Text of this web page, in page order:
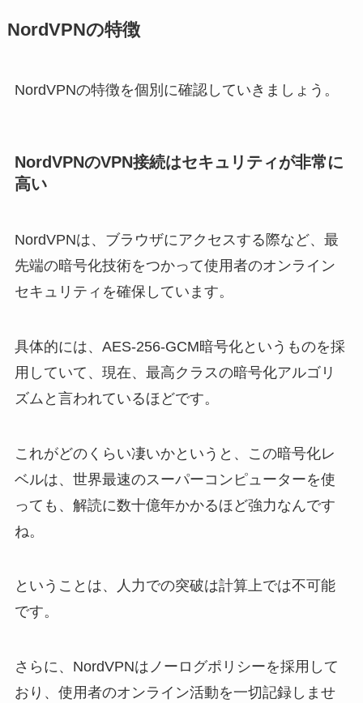
NordVPNの特徴
NordVPNの特徴を個別に確認していきましょう。
NordVPNのVPN接続はセキュリティが非常に
高い
NordVPNは、ブラウザにアクセスする際など、最
先端の暗号化技術をつかって使用者のオンライン
セキュリティを確保しています。
具体的には、AES-256-GCM暗号化というものを採
用していて、現在、最高クラスの暗号化アルゴリ
ズムと言われているほどです。
これがどのくらい凄いかというと、この暗号化レ
ベルは、世界最速のスーパーコンピューターを使
っても、解読に数十億年かかるほど強力なんです
ね。
ということは、人力での突破は計算上では不可能
です。
さらに、NordVPNはノーログポリシーを採用して
おり、使用者のオンライン活動を一切記録しませ